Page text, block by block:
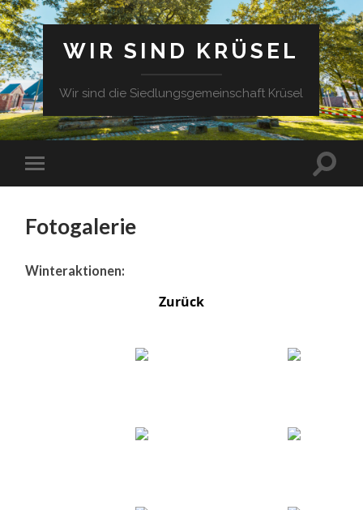
WIR SIND KRÜSEL
Wir sind die Siedlungsgemeinschaft Krüsel
Fotogalerie
Winteraktionen:
Zurück